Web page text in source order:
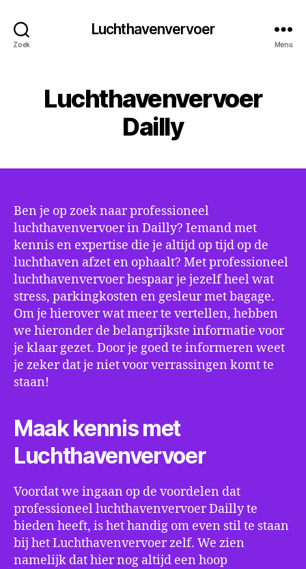
Zoek
Luchthavenvervoer
Menu
Luchthavenvervoer
Dailly
Ben je op zoek naar professioneel
luchthavenvervoer in Dailly? Iemand met
kennis en expertise die je altijd op tijd op de
luchthaven afzet en ophaalt? Met professioneel
luchthavenvervoer bespaar je jezelf heel wat
stress, parkingkosten en gesleur met bagage.
Om je hierover wat meer te vertellen, hebben
we hieronder de belangrijkste informatie voor
je klaar gezet. Door je goed te informeren weet
je zeker dat je niet voor verrassingen komt te
staan!
Maak kennis met
Luchthavenvervoer
Voordat we ingaan op de voordelen dat
professioneel luchthavenvervoer Dailly te
bieden heeft, is het handig om even stil te staan
bij het Luchthavenvervoer zelf. We zien
namelijk dat hier nog altijd een hoop